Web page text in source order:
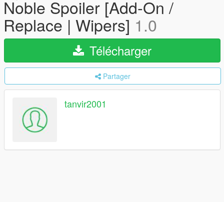
Noble Spoiler [Add-On /
Replace | Wipers] 1.0
Télécharger
Partager
tanvir2001